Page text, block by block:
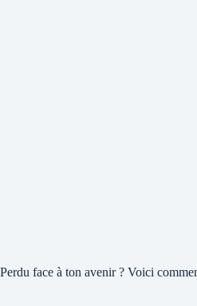
Perdu face à ton avenir ? Voici